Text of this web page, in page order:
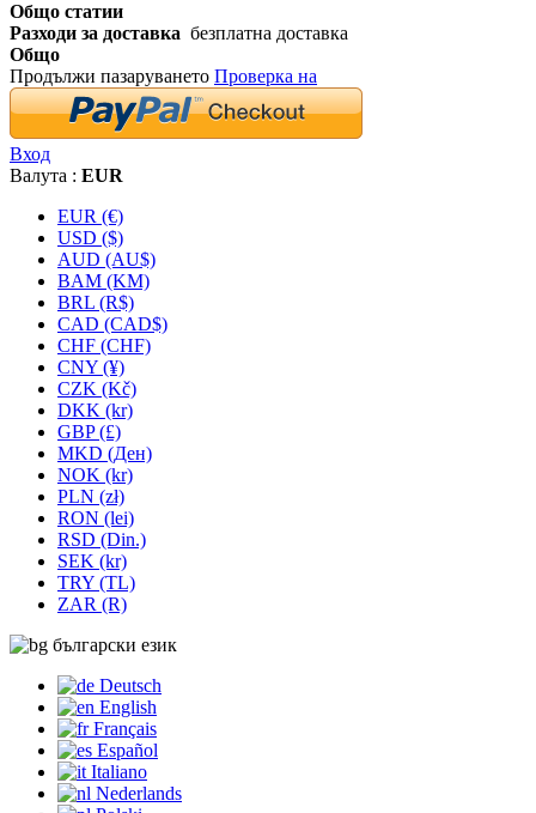
Общо статии
Разходи за доставка безплатна доставка
Общо
Продължи пазаруването Проверка на
Вход
Валута : EUR
EUR (€)
USD ($)
AUD (AU$)
BAM (KM)
BRL (R$)
CAD (CAD$)
CHF (CHF)
CNY (¥)
CZK (Kč)
DKK (kr)
GBP (£)
MKD (Ден)
NOK (kr)
PLN (zł)
RON (lei)
RSD (Din.)
SEK (kr)
TRY (TL)
ZAR (R)
български език
Deutsch
English
Français
Español
Italiano
Nederlands